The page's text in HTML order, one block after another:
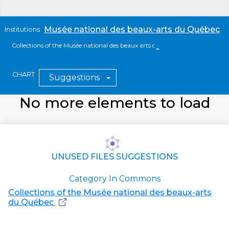
Institutions Musée national des beaux-arts du Québec
Collections of the Musée national des beaux arts du Québec
CHART Suggestions
No more elements to load
UNUSED FILES SUGGESTIONS
Category In Commons
Collections of the Musée national des beaux-arts
du Québec